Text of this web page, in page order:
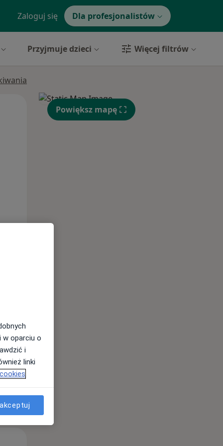
Zaloguj się Dla profesjonalistów
Przyjmuje dzieci Więcej filtrów
Wt, Śr,
Powiększ mapę
w oparciu o
i
linki